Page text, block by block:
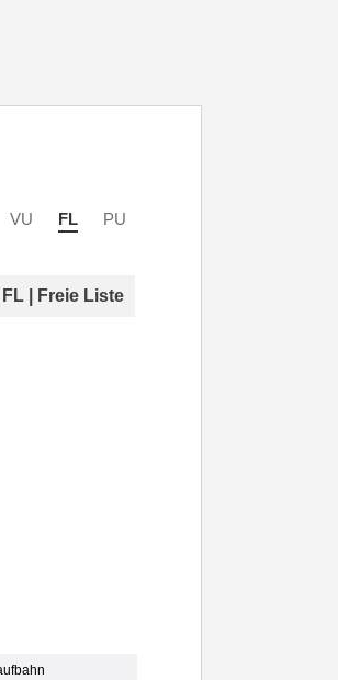
VU FL PU
FL | Freie Liste